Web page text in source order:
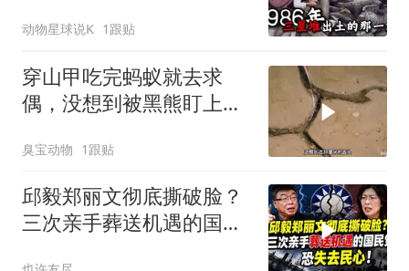
动物星球说K 1跟贴
穿山甲吃完蚂蚁就去求
偶，没想到被黑熊盯上
臭宝动物 1跟贴
邱毅郑丽文彻底撕破脸？
三次亲手葬送机遇的国民